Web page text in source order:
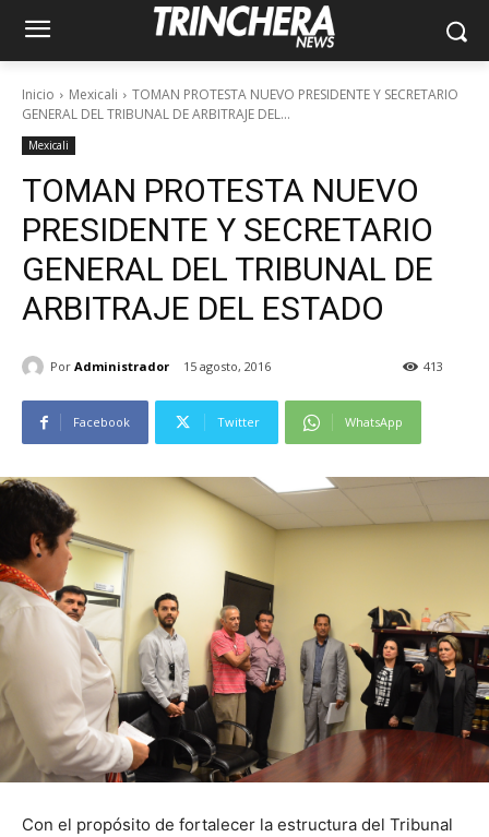
Inicio Mexicali
TOMAN PROTESTA NUEVO PRESIDENTE Y SECRETARIO
GENERAL DEL TRIBUNAL DE ARBITRAJE DEL...
Mexicali
TOMAN PROTESTA NUEVO
PRESIDENTE Y SECRETARIO
GENERAL DEL TRIBUNAL DE
ARBITRAJE DEL ESTADO
Por Administrador 15 agosto, 2016 413
Facebook Twitter WhatsApp
Con el propósito de fortalecer la estructura del Tribunal